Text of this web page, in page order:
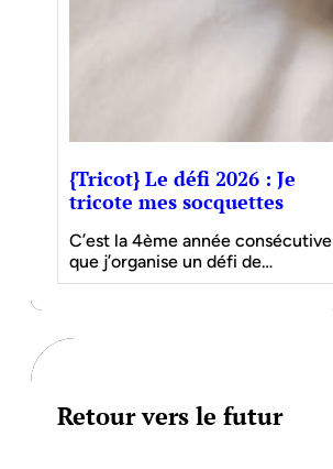
{Tricot} Le défi 2026 : Je
tricote mes socquettes
C’est la 4ème année consécutive
que j’organise un défi de…
Retour vers le futur